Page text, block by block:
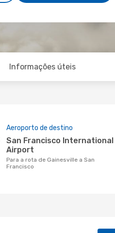
Informações úteis
Aeroporto de destino
San Francisco International
Airport
Para a rota de Gainesville a San
Francisco